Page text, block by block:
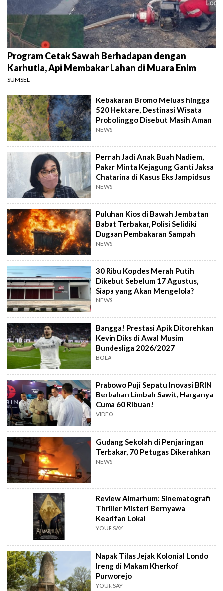
Program Cetak Sawah Berhadapan dengan
Karhutla, Api Membakar Lahan di Muara Enim
SUMSEL
Kebakaran Bromo Meluas hingga
520 Hektare, Destinasi Wisata
Probolinggo Disebut Masih Aman
NEWS
Pernah Jadi Anak Buah Nadiem,
Pakar Minta Kejagung Ganti Jaksa
Chatarina di Kasus Eks Jampidsus
NEWS
Puluhan Kios di Bawah Jembatan
Babat Terbakar, Polisi Selidiki
Dugaan Pembakaran Sampah
NEWS
30 Ribu Kopdes Merah Putih
Dikebut Sebelum 17 Agustus,
Siapa yang Akan Mengelola?
NEWS
Bangga! Prestasi Apik Ditorehkan
Kevin Diks di Awal Musim
Bundesliga 2026/2027
BOLA
Prabowo Puji Sepatu Inovasi BRIN
Berbahan Limbah Sawit, Harganya
Cuma 60 Ribuan!
VIDEO
Gudang Sekolah di Penjaringan
Terbakar, 70 Petugas Dikerahkan
NEWS
Review Almarhum: Sinematografi
Thriller Misteri Bernyawa
Kearifan Lokal
YOUR SAY
Napak Tilas Jejak Kolonial Londo
Ireng di Makam Kherkof
Purworejo
YOUR SAY